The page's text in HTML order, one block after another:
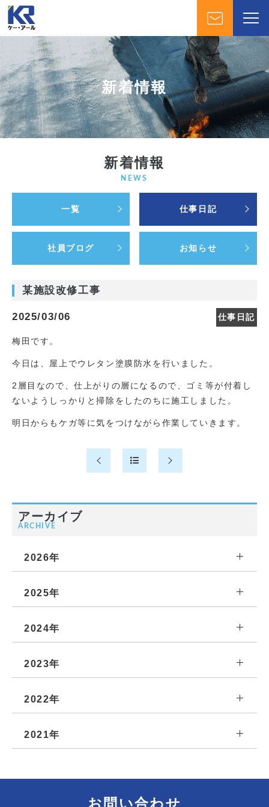
新着情報
新着情報
NEWS
一覧 仕事日記
社員ブログ お知らせ
某施設改修工事
2025/03/06 仕事日記
梅田です。
今日は、屋上でウレタン塗膜防水を行いました。
2層目なので、仕上がりの層になるので、ゴミ等が付着し
ないようしっかりと掃除をしたのちに施工しました。
明日からもケガ等に気をつけながら作業していきます。
アーカイブ
ARCHIVE
2026年
2025年
2024年
2023年
2022年
2021年
お問い合わせ